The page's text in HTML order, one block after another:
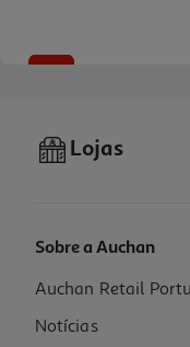
Livro 100 Datas Que
17.51 €/un
Lojas
Sobre a Auchan
Auchan Retail
Notícias